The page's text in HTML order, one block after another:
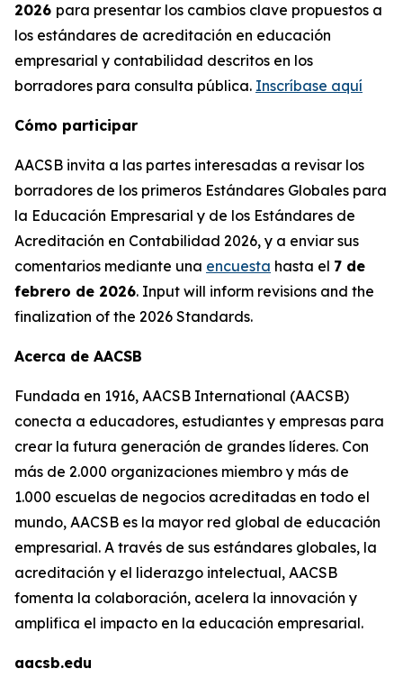
2026 para presentar los cambios clave propuestos a
los estándares de acreditación en educación
empresarial y contabilidad descritos en los
borradores para consulta pública. Inscríbase aquí
Cómo participar
AACSB invita a las partes interesadas a revisar los
borradores de los primeros Estándares Globales para
la Educación Empresarial y de los Estándares de
Acreditación en Contabilidad 2026, y a enviar sus
comentarios mediante una encuesta hasta el 7 de
febrero de 2026. Input will inform revisions and the
finalization of the 2026 Standards.
Acerca de AACSB
Fundada en 1916, AACSB International (AACSB)
conecta a educadores, estudiantes y empresas para
crear la futura generación de grandes líderes. Con
más de 2.000 organizaciones miembro y más de
1.000 escuelas de negocios acreditadas en todo el
mundo, AACSB es la mayor red global de educación
empresarial. A través de sus estándares globales, la
acreditación y el liderazgo intelectual, AACSB
fomenta la colaboración, acelera la innovación y
amplifica el impacto en la educación empresarial.
aacsb.edu